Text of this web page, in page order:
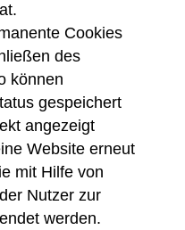
Cookies
des
können
gespeichert
angezeigt
Website erneut
mit Hilfe von
Nutzer zur
werden.